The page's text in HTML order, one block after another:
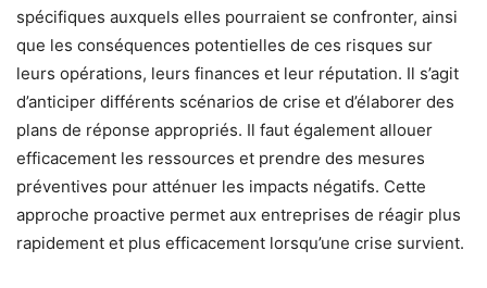
spécifiques auxquels elles pourraient se confronter, ainsi
que les conséquences potentielles de ces risques sur
leurs opérations, leurs finances et leur réputation. Il s’agit
d’anticiper différents scénarios de crise et d’élaborer des
plans de réponse appropriés. Il faut également allouer
efficacement les ressources et prendre des mesures
préventives pour atténuer les impacts négatifs. Cette
approche proactive permet aux entreprises de réagir plus
rapidement et plus efficacement lorsqu’une crise survient.